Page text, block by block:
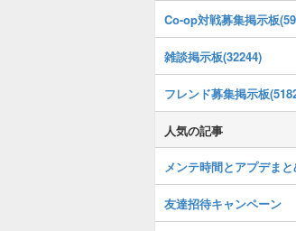
Co-op対戦募集掲示板
雑談掲示板(32244)
フレンド募集掲示板
人気の記事
メンテ時間とアプデま
友達招待キャンペーン